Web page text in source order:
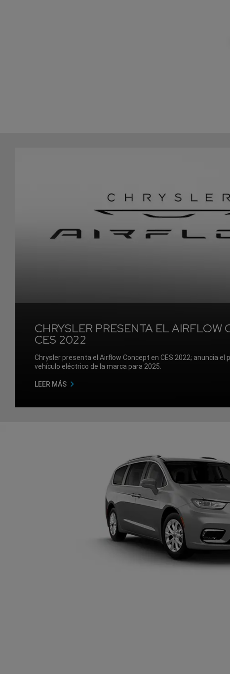
CHRYSLER PRESENTA EL AIRFLOW
CES 2022
Chrysler presenta el Airflow Concept en CES 2022; anuncia el
vehículo eléctrico de la marca para 2025.
LEER MÁS